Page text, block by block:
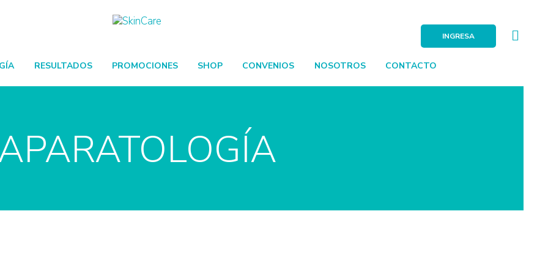
INGRESA
RESULTADOS PROMOCIONES SHOP CONVENIOS NOSOTROS CONTACTO